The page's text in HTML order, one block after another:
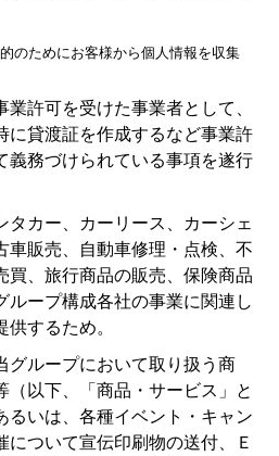
のためにお客様から個人情報を収集
業許可を受けた事業者として、
に貸渡証を作成するなど事業許
義務づけられている事項を遂行
タカー、カーリース、カーシェ
車販売、自動車修理・点検、不
買、旅行商品の販売、保険商品
ループ構成各社の事業に関連し
するため。
グループにおいて取り扱う商
（以下、「商品・サービス」と
るいは、各種イベント・キャン
について宣伝印刷物の送付、Ｅ